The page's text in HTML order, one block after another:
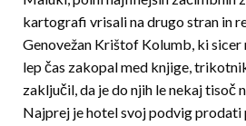
kartografi vrisali na drugo stran in
Genovežan Krištof Kolumb, ki sicer
lep čas zakopal med knjige,
zaključil, da je do njih le nekaj tisoč
Najprej je hotel svoj podvig prodati